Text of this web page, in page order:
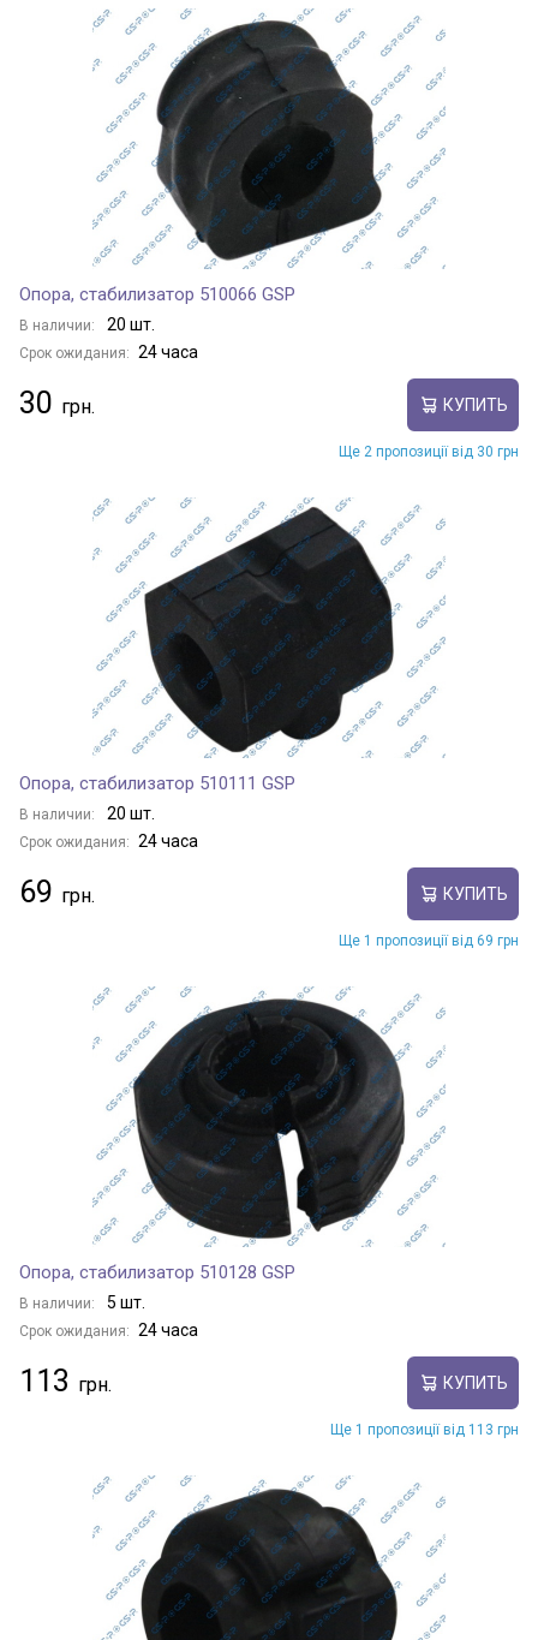
Опора, стабилизатор 510066 GSP
В наличии: 20 шт.
Срок ожидания: 24 часа
30 КУПИТЬ
Ще 2 пропозиції від 30 грн
Опора, стабилизатор 510111 GSP
В наличии: 20 шт.
Срок ожидания: 24 часа
69 КУПИТЬ
Ще 1 пропозиції від 69 грн
Опора, стабилизатор 510128 GSP
В наличии: 5 шт.
Срок ожидания: 24 часа
113 КУПИТЬ
Ще 1 пропозиції від 113 грн